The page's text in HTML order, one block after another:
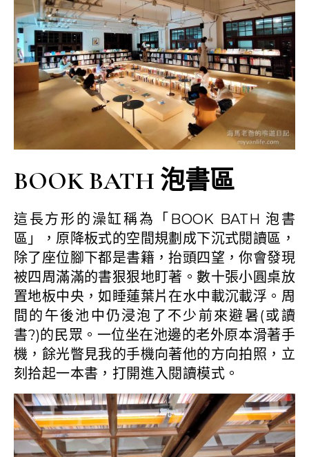
BOOK BATH 泡書區
這長方形的澡缸稱為「BOOK BATH 泡書
區」，原降板式的空間規劃成下沉式閱讀區，
除了座位腳下都是書籍，抬頭四望，你會發現
被四周滿滿的書狠狠地盯著。數十張小圓桌放
置地板中央，如睡蓮葉片在水中載沉載浮。周
間的午後池中仍浸泡了不少前來避暑(或讀
書?)的民眾。一位坐在池邊的老外原本滑著手
機，餘光瞥見我的手機向著他的方向拍照，立
刻拾起一本書，打開進入閱讀模式。